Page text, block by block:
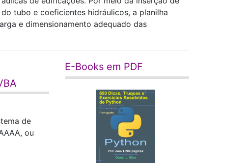
tubo e coeficientes hidráulicos, a planilha
e dimensionamento adequado das
de
ou
E-Books em PDF